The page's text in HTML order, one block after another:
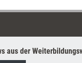
aus der